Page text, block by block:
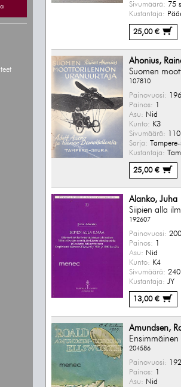
Sivumäärä: 75
Kustantaja:
25,00 €
Ahonius,
Suomen
107810
Painovuosi:
Painos: 1
Asu: Nid
Kunto: K3
Sivumäärä:
Sarja:
Kustantaja:
25,00 €
Alanko, Juha
Siipien alla
192607
Painovuosi:
Painos: 1
Asu: Nid
Kunto: K4
Sivumäärä:
Kustantaja: JY
13,00 €
Amundsen,
204586
Painovuosi:
Painos:
Asu: Nid